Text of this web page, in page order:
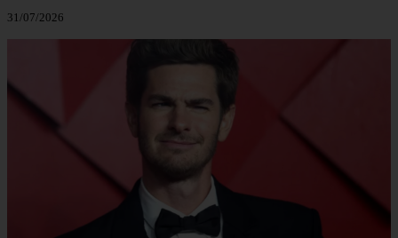
31/07/2026